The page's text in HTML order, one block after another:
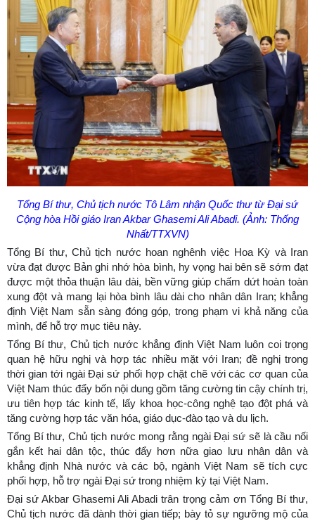
Tổng Bí thư, Chủ tịch nước Tô Lâm nhận Quốc thư từ Đại sứ
Cộng hòa Hồi giáo Iran Akbar Ghasemi Ali Abadi. (Ảnh: Thống
Nhất/TTXVN)
Tổng Bí thư, Chủ tịch nước hoan nghênh việc Hoa Kỳ và Iran
vừa đạt được Bản ghi nhớ hòa bình, hy vọng hai bên sẽ sớm đạt
được một thỏa thuận lâu dài, bền vững giúp chấm dứt hoàn toàn
xung đột và mang lại hòa bình lâu dài cho nhân dân Iran; khẳng
định Việt Nam sẵn sàng đóng góp, trong phạm vi khả năng của
mình, để hỗ trợ mục tiêu này.
Tổng Bí thư, Chủ tịch nước khẳng định Việt Nam luôn coi trọng
quan hệ hữu nghị và hợp tác nhiều mặt với Iran; đề nghị trong
thời gian tới ngài Đại sứ phối hợp chặt chẽ với các cơ quan của
Việt Nam thúc đẩy bốn nội dung gồm tăng cường tin cậy chính trị,
ưu tiên hợp tác kinh tế, lấy khoa học-công nghệ tạo đột phá và
tăng cường hợp tác văn hóa, giáo dục-đào tạo và du lịch.
Tổng Bí thư, Chủ tịch nước mong rằng ngài Đại sứ sẽ là cầu nối
gắn kết hai dân tộc, thúc đẩy hơn nữa giao lưu nhân dân và
khẳng định Nhà nước và các bộ, ngành Việt Nam sẽ tích cực
phối hợp, hỗ trợ ngài Đại sứ trong nhiệm kỳ tại Việt Nam.
Đại sứ Akbar Ghasemi Ali Abadi trân trọng cảm ơn Tổng Bí thư,
Chủ tịch nước đã dành thời gian tiếp; bày tỏ sự ngưỡng mộ của